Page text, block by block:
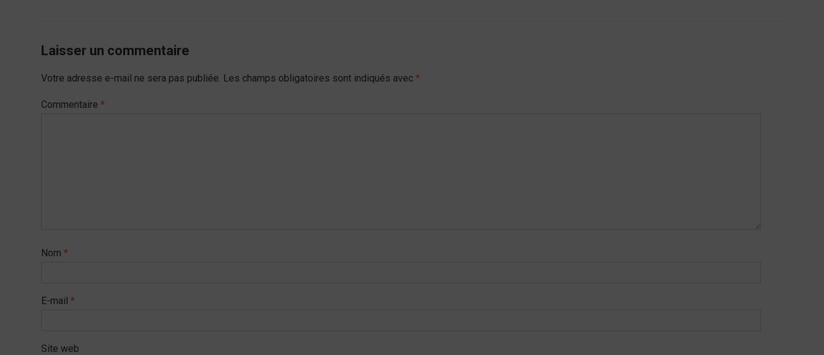
Laisser un commentaire
Votre adresse e-mail ne sera pas publiée. Les champs obligatoires sont indiqués avec *
Commentaire *
Nom *
E-mail *
Site web